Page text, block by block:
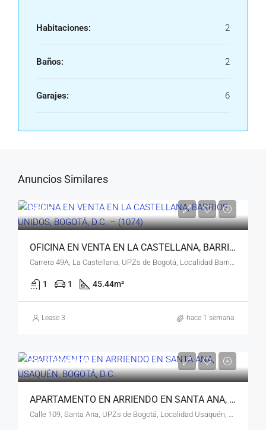
Habitaciones: 2
Baños: 2
Garajes: 6
Anuncios Similares
$395
OFICINA EN VENTA EN LA CASTELLANA, BARRIOS UNIDOS, BOGOTÁ, D.C. – (1074)
Carrera 49A, La Castellana, UPZs de Bogotá, Localidad Barrios Unidos, Bogotá, Bogotá, Distrito Capital, RAP (Especial) Central, 111211, Colombia
1 1 45.44m²
Lease 3 hace 1 semana
$14.000.000
APARTAMENTO EN ARRIENDO EN SANTA ANA, USAQUÉN, BOGOTÁ, D.C.
Calle 109, Santa Ana, UPZs de Bogotá, Localidad Usaquén, Bogotá, Bogotá, Distrito Capital, RAP (Especial) Central, 110111, Colombia